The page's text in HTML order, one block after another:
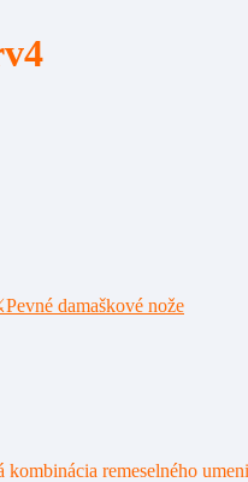
damaškové nože
remeselného